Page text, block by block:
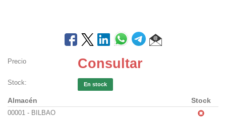
Precio Consultar
Stock: En stock
Almacén Stock
00001 - BILBAO